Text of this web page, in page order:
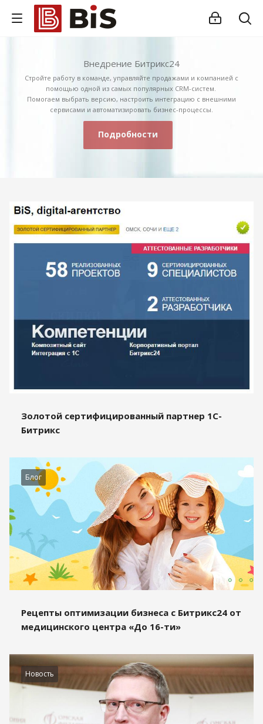
Внедрение Битрикс24
Стройте работу в команде, управляйте продажами и компанией с
помощью одной из самых популярных CRM-систем.
Помогаем выбрать версию, настроить интеграцию с внешними
сервисами и автоматизировать бизнес-процессы.
Подробности
Золотой сертифицированный партнер 1С-
Битрикс
Блог
Рецепты оптимизации бизнеса с Битрикс24 от
медицинского центра «До 16-ти»
Новость